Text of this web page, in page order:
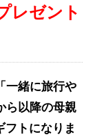
レゼント
一緒に旅行や
ら以降の母親
フトになりま